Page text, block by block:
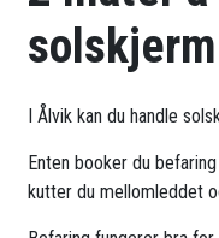
I Ålvik kan du handle
Enten booker du
kutter du mellomleddet